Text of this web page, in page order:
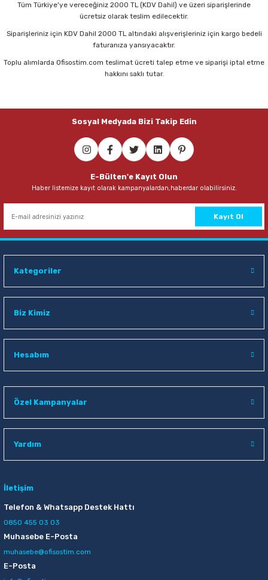
Tüm Türkiye'ye vereceğiniz 2000 TL (KDV Dahil) ve üzeri siparişlerinde
ücretsiz olarak teslim edilecektir.
Siparişleriniz için KDV Dahil 2000 TL altındaki alışverişleriniz için kargo bedeli
faturanıza yansıyacaktır.
Toplu alımlarda Ofisostim.com teslimat ücreti talep etme ve siparişi iptal etme
hakkını saklı tutar.
Sosyal Medyada Bizi Takip Edin
E-Bülten'e Kayıt Olun
Haber listemize kayıt olarak kampanyalardan,haberdar olabilirsiniz.
Kayıt Ol
Kategoriler
Biz Kimiz
Hesabım
Özel Kampanyalar
Yardım
İletişim
Telefon & Whatsapp Destek Hattı
0850 455 03 03
Muhasebe E-Posta
muhasebe@ofisostim.com
E-Posta